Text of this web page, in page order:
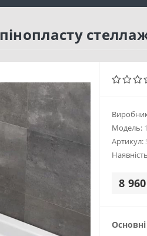
Модель:
Артикул:
8